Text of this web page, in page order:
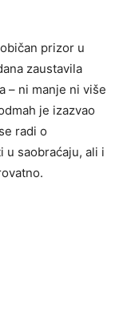
prizor u
zaustavila
– ni manje ni više
je izazvao
radi o
saobraćaju, ali i